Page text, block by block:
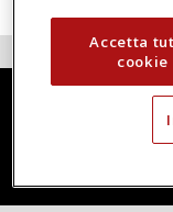
Accetta
cookie